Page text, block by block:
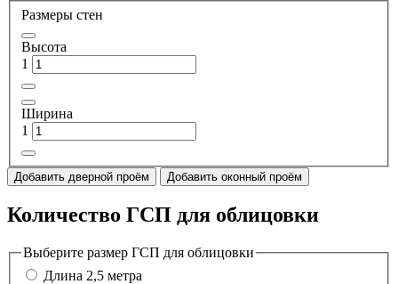
Размеры стен
Высота
1
Ширина
1
Добавить дверной проём Добавить оконный проём
Количество ГСП для облицовки
Выберите размер ГСП для облицовки
Длина 2,5 метра